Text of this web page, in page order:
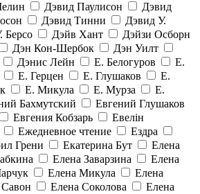
Дэвид Паулисон
Дэвид
Дэвид Тинни
Дэвид У.
Берсо Дэйв Хант
Дэйзи Осборн
Дэн Кон-Шербок
Дэн Уилт
Дэнис Лейн Е. Белогуров
Е.
Е. Герцен Е. Глушаков
Е.
Е. Микула Е. Мурза
Е.
Бахмутский
Евгений Глушаков
Евгения Кобзарь
Евелін
Ежедневное чтение
Ездра
Грени Екатерина Бут
Елена
Елена Заварзина
Елена
Елена Микула
Елена
Елена Соколова
Елена